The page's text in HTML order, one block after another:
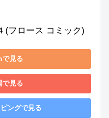
(フロース コミック)
見る
で見る
ングで見る